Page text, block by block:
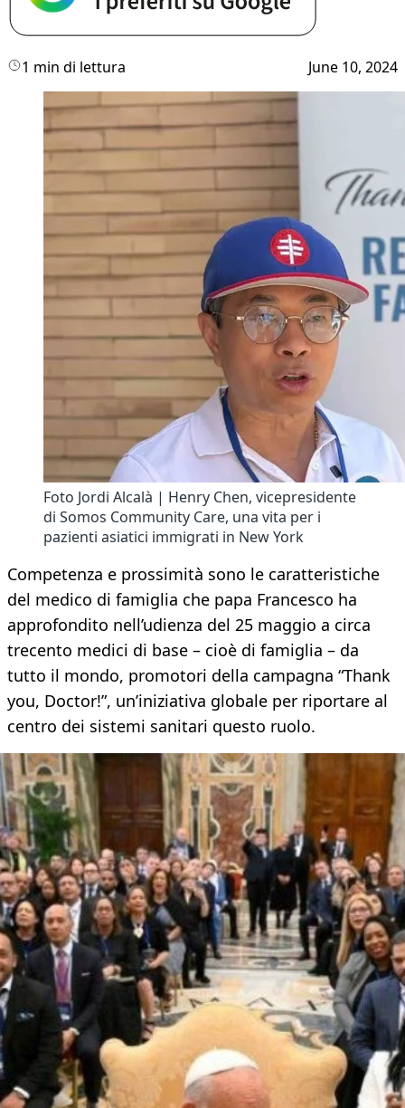
1 min di lettura June 10, 2024
Foto Jordi Alcalà | Henry Chen, vicepresidente
di Somos Community Care, una vita per i
pazienti asiatici immigrati in New York
Competenza e prossimità sono le caratteristiche
del medico di famiglia che papa Francesco ha
approfondito nell’udienza del 25 maggio a circa
trecento medici di base – cioè di famiglia – da
tutto il mondo, promotori della campagna “Thank
you, Doctor!”, un’iniziativa globale per riportare al
centro dei sistemi sanitari questo ruolo.